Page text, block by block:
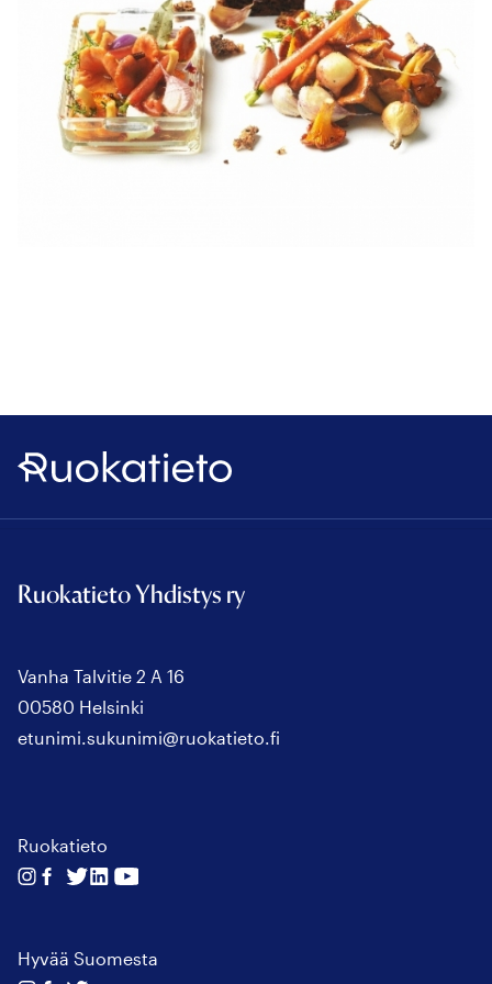
Ruokatieto
Ruokatieto Yhdistys ry
Vanha Talvitie 2 A 16
00580 Helsinki
etunimi.sukunimi@ruokatieto.fi
Ruokatieto
Seuraa
Seuraa
Seuraa
SeuraaSeuraa
Hyvää Suomesta